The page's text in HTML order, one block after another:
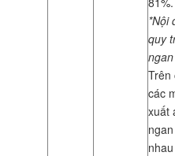
*Nội
quy
Trên
các
xuất